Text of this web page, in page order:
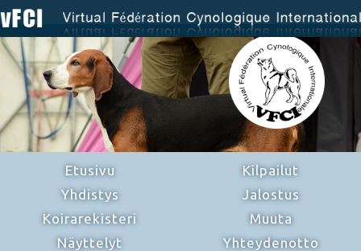
Etusivu
Yhdistys
Koirarekisteri
Näyttelyt
Kilpailut
Jalostus
Muuta
Yhteydenotto